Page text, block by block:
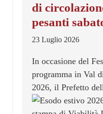
di
pesanti
23 Luglio 2026
In occasione del
programma in Val
2026, il Prefetto